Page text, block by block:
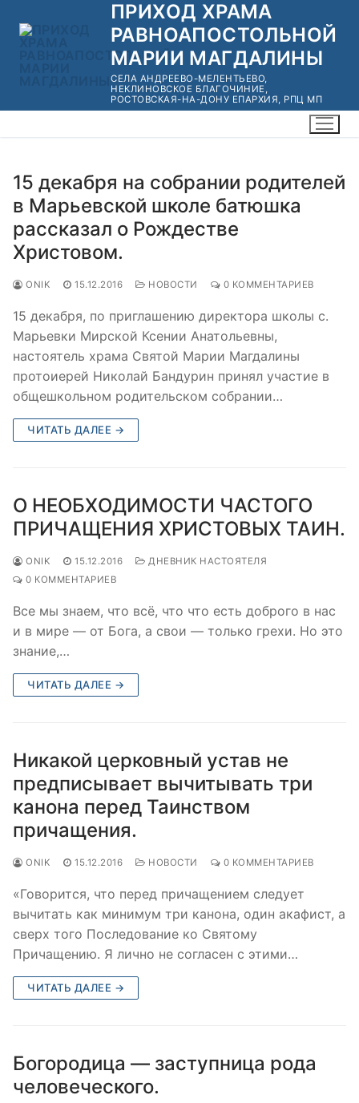
ПРИХОД ХРАМА
РАВНОАПОСТОЛЬНОЙ
МАРИИ МАГДАЛИНЫ
СЕЛА АНДРЕЕВО-МЕЛЕНТЬЕВО,
НЕКЛИНОВСКОЕ БЛАГОЧИНИЕ,
РОСТОВСКАЯ-НА-ДОНУ ЕПАРХИЯ, РПЦ МП
15 декабря на собрании родителей
в Марьевской школе батюшка
рассказал о Рождестве
Христовом.
ONIK 15.12.2016 НОВОСТИ 0 КОММЕНТАРИЕВ
15 декабря, по приглашению директора школы с.
Марьевки Мирской Ксении Анатольевны,
настоятель храма Святой Марии Магдалины
протоиерей Николай Бандурин принял участие в
общешкольном родительском собрании…
ЧИТАТЬ ДАЛЕЕ →
О НЕОБХОДИМОСТИ ЧАСТОГО
ПРИЧАЩЕНИЯ ХРИСТОВЫХ ТАИН.
ONIK 15.12.2016
ДНЕВНИК НАСТОЯТЕЛЯ
0 КОММЕНТАРИЕВ
Все мы знаем, что всё, что что есть доброго в нас
и в мире — от Бога, а свои — только грехи. Но это
знание,…
ЧИТАТЬ ДАЛЕЕ →
Никакой церковный устав не
предписывает вычитывать три
канона перед Таинством
причащения.
ONIK 15.12.2016 НОВОСТИ 0 КОММЕНТАРИЕВ
«Говорится, что перед причащением следует
вычитать как минимум три канона, один акафист, а
сверх того Последование ко Святому
Причащению. Я лично не согласен с этими…
ЧИТАТЬ ДАЛЕЕ →
Богородица — заступница рода
человеческого.